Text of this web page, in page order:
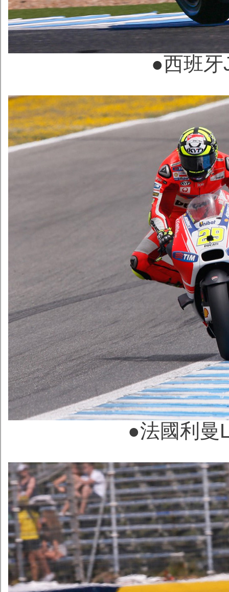
●西班
●法國利曼